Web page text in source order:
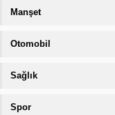
Manşet
Otomobil
Sağlık
Spor